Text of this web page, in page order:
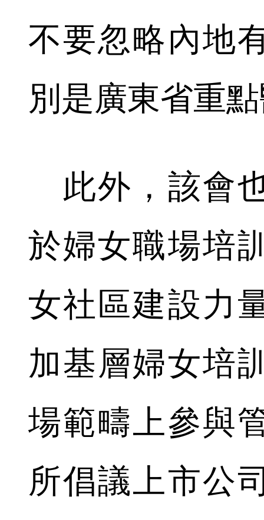
不要忽略內地
別是廣東省重
此外，該會
於婦女職場培
女社區建設力
加基層婦女培
場範疇上參與
所倡議上市公